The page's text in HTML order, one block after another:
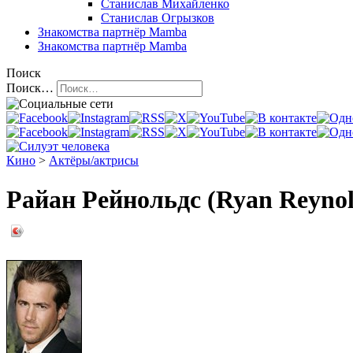
Станислав Михайленко
Станислав Огрызков
Знакомства партнёр Mamba
Знакомства партнёр Mamba
Поиск
Поиск…
Кино > Актёры/актрисы
Райан Рейнольдс (Ryan